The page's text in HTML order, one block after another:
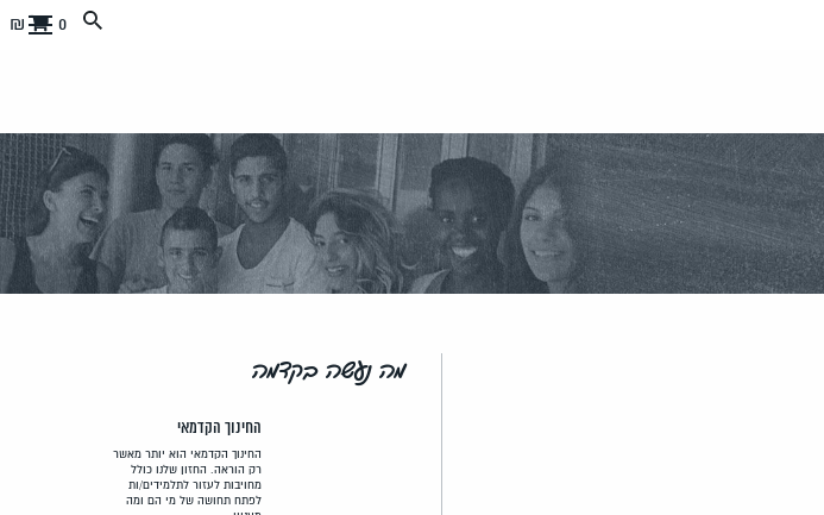
0 ₪
מה נעשה בקדמה
החינוך הקדמאי
החינוך הקדמאי הוא יותר מאשר
רק הוראה. החזון שלנו כולל
מחויבות לעזור לתלמידים/ות
לפתח תחושה של מי הם ומה